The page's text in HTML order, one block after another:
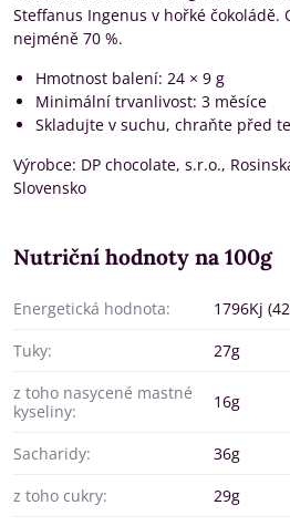
Steffanus Ingenus v hořké čokoládě.
nejméně 70 %.
Hmotnost balení: 24 × 9 g
Minimální trvanlivost: 3 měsíce
Skladujte v suchu, chraňte před
Výrobce: DP chocolate, s.r.o.,
Slovensko
Nutriční hodnoty na 100g
Energetická hodnota:
1796Kj
Tuky:
27g
z toho nasycené mastné
kyseliny:
16g
Sacharidy:
36g
z toho cukry:
29g